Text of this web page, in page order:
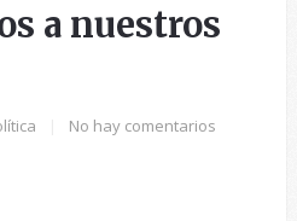
a nuestros
No hay comentarios